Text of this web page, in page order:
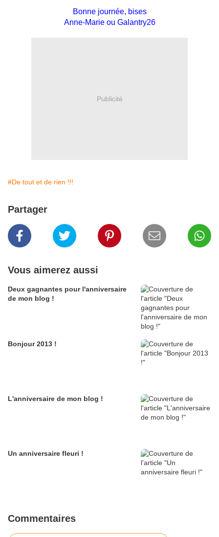
Bonne journée, bises
Anne-Marie ou Galantry26
Publicité
#De tout et de rien !!!
Partager
Vous aimerez aussi
Deux gagnantes pour l'anniversaire
de mon blog !
Bonjour 2013 !
L'anniversaire de mon blog !
Un anniversaire fleuri !
Commentaires